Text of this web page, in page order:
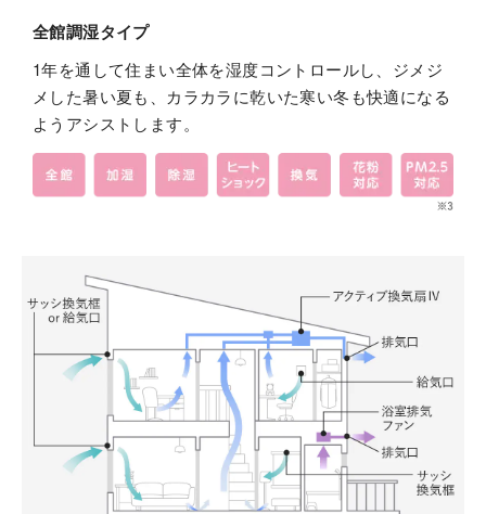
全館調湿タイプ
1年を通して住まい全体を湿度コントロールし、ジメジ
メした暑い夏も、カラカラに乾いた寒い冬も快適になる
ようアシストします。